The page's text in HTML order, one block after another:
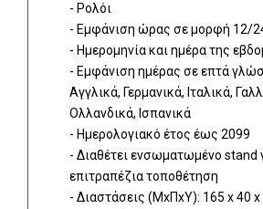
- Ρολόι
- Εμφάνιση ώρας σε μορφή 12/
- Ημερομηνία και ημέρα της
- Εμφάνιση ημέρας σε επτά
Αγγλικά, Γερμανικά, Ιταλικά,
Ολλανδικά, Ισπανικά
- Ημερολογιακό έτος έως 2099
- Διαθέτει ενσωματωμένο stand
επιτραπέζια τοποθέτηση
- Διαστάσεις (ΜxΠxΥ): 165 x 40